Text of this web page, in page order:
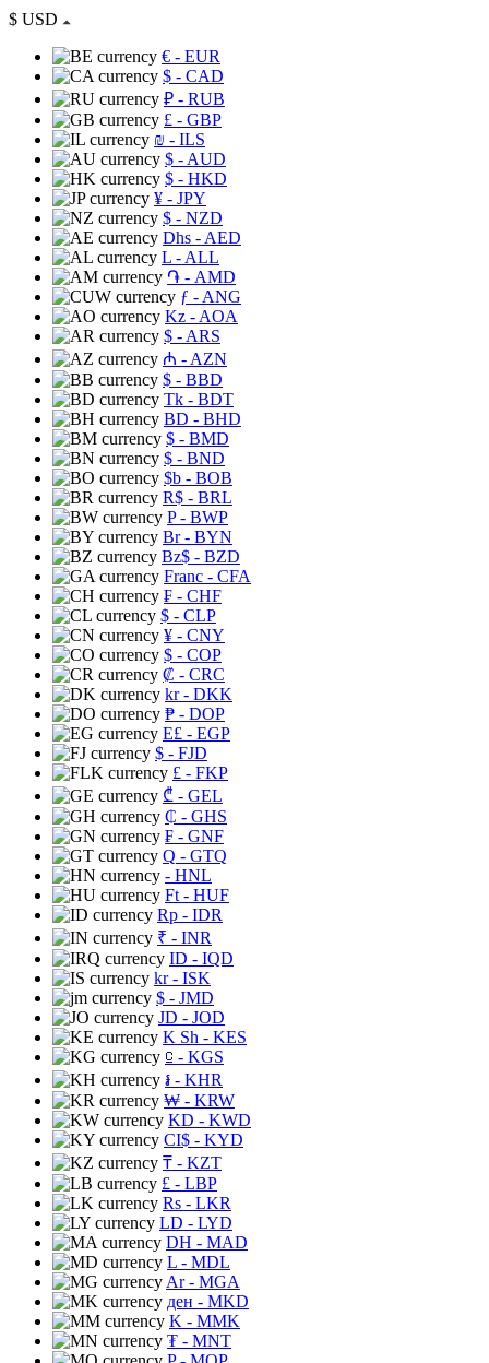
$ USD
€ - EUR
$ - CAD
₽ - RUB
£ - GBP
₪ - ILS
$ - AUD
$ - HKD
¥ - JPY
$ - NZD
Dhs - AED
L - ALL
֏ - AMD
ƒ - ANG
Kz - AOA
$ - ARS
₼ - AZN
$ - BBD
Tk - BDT
BD - BHD
$ - BMD
$ - BND
$b - BOB
R$ - BRL
P- BWP
Br- BYN
Bz$ - BZD
Franc - CFA
₣ - CHF
$ - CLP
¥ - CNY
$ - COP
₡ - CRC
kr- DKK
₱ - DOP
E£ - EGP
$ - FJD
£ - FKP
₾ - GEL
₵ - GHS
₣ - GNF
Q - GTQ
- HNL
Ft - HUF
Rp - IDR
₹ - INR
ID - IQD
kr- ISK
$ - JMD
JD - JOD
K Sh - KES
⃀ - KGS
៛ - KHR
₩ - KRW
KD - KWD
CI$ - KYD
₸ - KZT
£ - LBP
Rs - LKR
LD - LYD
DH - MAD
L - MDL
Ar- MGA
ден - MKD
K - MMK
₮ - MNT